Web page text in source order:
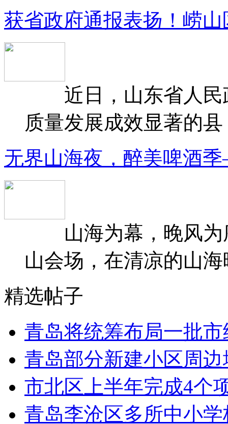
获省政府通报表扬！崂
近日，山东省人民
质量发展成效显著的
无界山海夜，醉美啤酒
山海为幕，晚风为
山会场，在清凉的山
精选帖子
青岛将统筹布局一批市
青岛部分新建小区周
市北区上半年完成4个
青岛李沧区多所中小